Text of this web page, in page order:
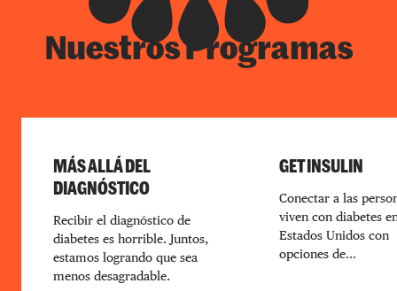
Nuestros Programas
MÁS ALLÁ DEL
DIAGNÓSTICO
Recibir el diagnóstico de
diabetes es horrible. Juntos,
estamos logrando que sea
menos desagradable.
GET INSULIN
Conectar a las
viven con diabetes
Estados Unidos con
opciones de...